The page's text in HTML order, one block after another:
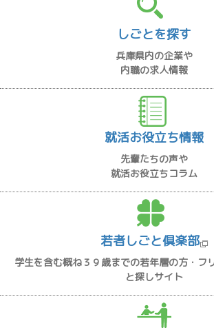
しごとを探す
兵庫県内の企業や
内職の求人情報
就活お役立ち情報
先輩たちの声や
就活お役立ちコラム
若者しごと倶楽部
学生を含む概ね３９歳までの若年層の方・フ
と探しサイト